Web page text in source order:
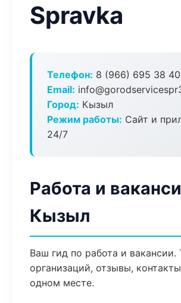
Spravka
Телефон: 8 (966) 695 38 40
Email:
Город: Кызыл
Режим работы: Сайт и
24/7
Работа и
Кызыл
Ваш гид по работа и вакансии.
организаций, отзывы,
одном месте.